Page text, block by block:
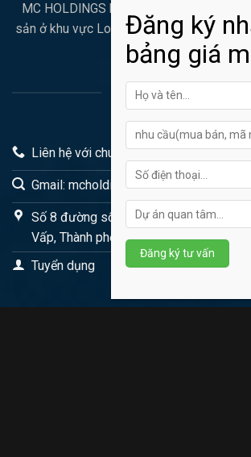
MC HOLDINGS là đơn vị đi đầu trong
sản ở khu vực Long Thành nói riêng và
THÔNG TIN LIÊN HỆ
Liên hệ với chung tôi qua Hotline:
Gmail: mcholding@gmail.com
Số 8 đường số 6, KDC CityLand Park
Vấp, Thành phố Hồ Chí Minh
Tuyển dụng
FORM ĐĂNG